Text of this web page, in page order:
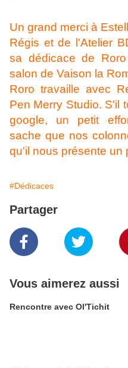
Un grand merci à
Régis et de l'Atelier
sa dédicace de
salon de Vaison la
Roro travaille avec
Pen Merry Studio. S'il
google, un petit
sache que nos
qu'il nous présente un
#Dédicaces
Partager
Vous aimerez aussi
Rencontre avec Ol'Tichit